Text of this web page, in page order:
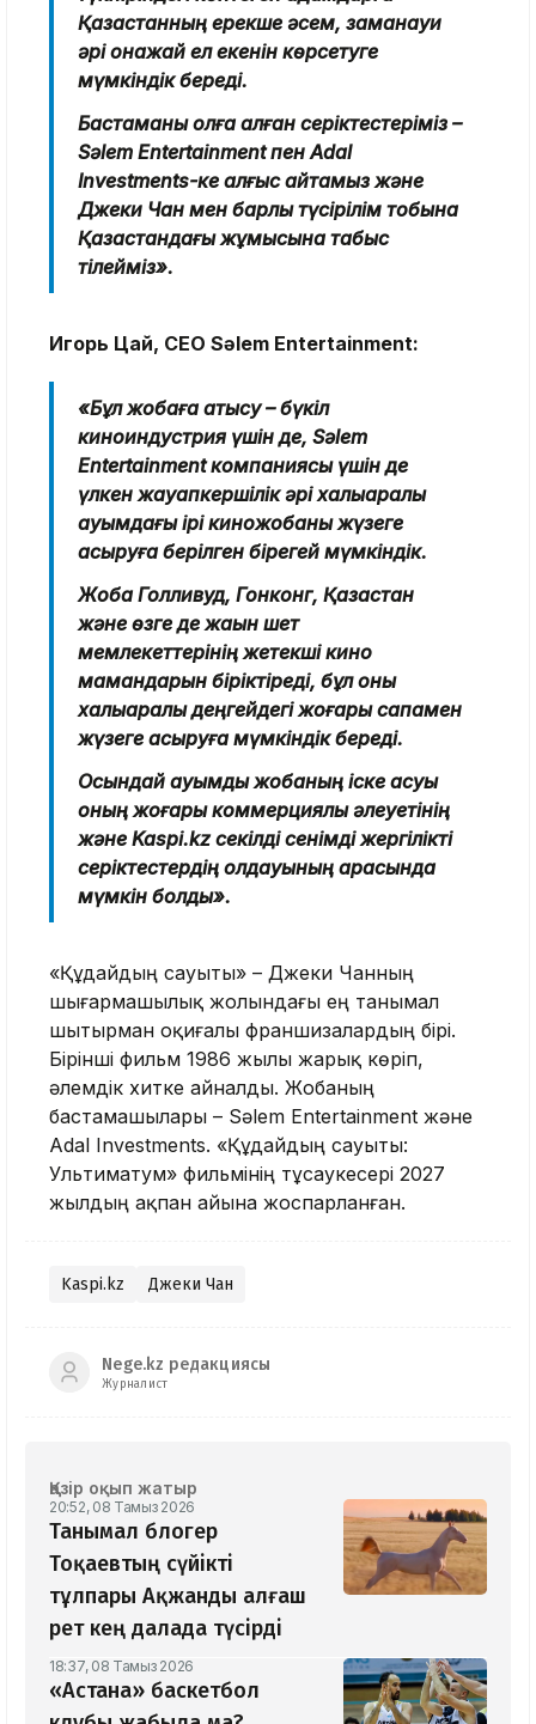
Қазақстанның ерекше әсем, заманауи
әрі қонақжай ел екенін көрсетуге
мүмкіндік береді.
Бастаманы қолға алған серіктестеріміз –
Sәlem Entertainment пен Adal
Investments-ке алғыс айтамыз және
Джеки Чан мен барлық түсірілім тобына
Қазақстандағы жұмысына табыс
тілейміз».
Игорь Цай, CEO Sәlem Entertainment:
«Бұл жобаға қатысу – бүкіл
киноиндустрия үшін де, Sәlem
Entertainment компаниясы үшін де
үлкен жауапкершілік әрі халықаралық
ауқымдағы ірі киножобаны жүзеге
асыруға берілген бірегей мүмкіндік.
Жоба Голливуд, Гонконг, Қазақстан
және өзге де жақын шет
мемлекеттерінің жетекші кино
мамандарын біріктіреді, бұл оны
халықаралық деңгейдегі жоғары сапамен
жүзеге асыруға мүмкіндік береді.
Осындай ауқымды жобаның іске асуы
оның жоғары коммерциялық әлеуетінің
және Kaspi.kz секілді сенімді жергілікті
серіктестердің қолдауының арқасында
мүмкін болды».
«Құдайдың сауыты» – Джеки Чанның
шығармашылық жолындағы ең танымал
шытырман оқиғалы франшизалардың бірі.
Бірінші фильм 1986 жылы жарық көріп,
әлемдік хитке айналды. Жобаның
бастамашылары – Sәlem Entertainment және
Adal Investments. «Құдайдың сауыты:
Ультиматум» фильмінің тұсаукесері 2027
жылдың ақпан айына жоспарланған.
Kaspi.kz Джеки Чан
Nege.kz редакциясы
Журналист
Қазір оқып жатыр
20:52, 08 Тамыз 2026
Танымал блогер
Тоқаевтың сүйікті
тұлпары Ақжанды алғаш
рет кең далада түсірді
18:37, 08 Тамыз 2026
«Астана» баскетбол